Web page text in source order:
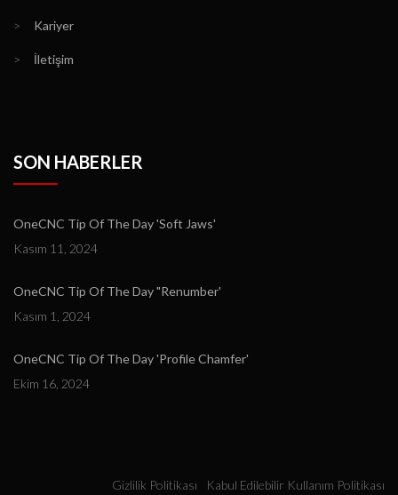
> Kariyer
> İletişim
SON HABERLER
OneCNC Tip Of The Day 'Soft Jaws'
Kasım 11, 2024
OneCNC Tip Of The Day "Renumber'
Kasım 1, 2024
OneCNC Tip Of The Day 'Profile Chamfer'
Ekim 16, 2024
Gizlilik Politikası Kabul Edilebilir Kullanım Politikası